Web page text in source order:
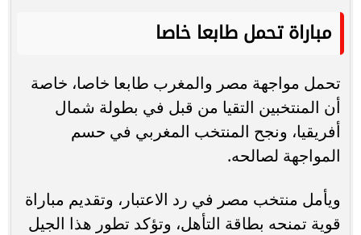
مباراة تحمل طابعا خاصا
تحمل مواجهة مصر والمغرب طابعا خاصا، خاصة
أن المنتخبين التقيا من قبل في بطولة شمال
أفريقيا، ونجح المنتخب المغربي في حسم
المواجهة لصالحه.
ويأمل منتخب مصر في رد الاعتبار، وتقديم مباراة
قوية تمنحه بطاقة التأهل، وتؤكد تطور هذا الجيل